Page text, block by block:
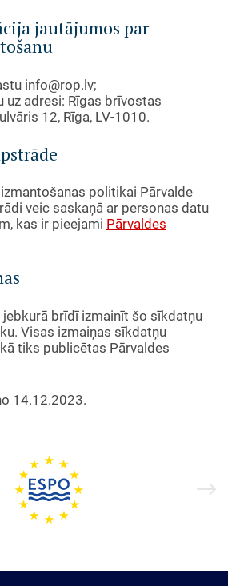
jautājumos par
info@rop.lv;
uz adresi: Rīgas brīvostas
12, Rīga, LV-1010.
politikai Pārvalde
veic saskaņā ar personas datu
kas ir pieejami Pārvaldes
brīdī izmainīt šo sīkdatņu
Visas izmaiņas sīkdatņu
tiks publicētas Pārvaldes
14.12.2023.